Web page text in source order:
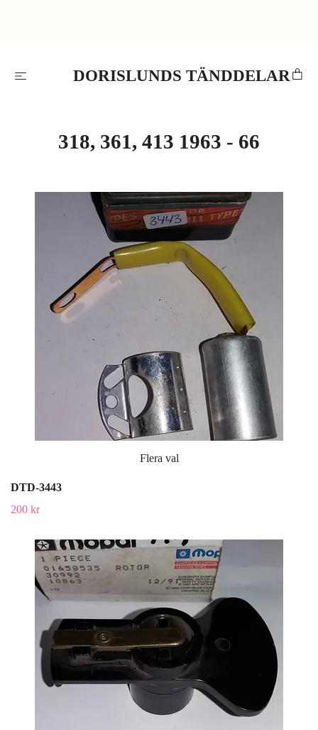
DORISLUNDS TÄNDDELAR
318, 361, 413 1963 - 66
Flera val
DTD-3443
200 kr